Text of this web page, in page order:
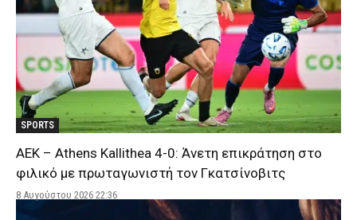
SPORTS
ΑΕΚ – Athens Kallithea 4-0: Άνετη επικράτηση στο
φιλικό με πρωταγωνιστή τον Γκατσίνοβιτς
8 Αυγούστου 2026 22:36